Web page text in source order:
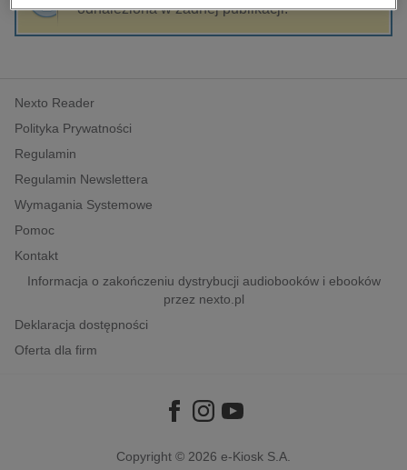
hobby, sport, rozrywka
komputery, internet, technologie, informatyka
polityka, społeczno-informacyjne
psychologiczne
inne
popularno-naukowe
historia
odnaleziona w żadnej publikacji.
Nexto Reader
Polityka Prywatności
Regulamin
Regulamin Newslettera
Wymagania Systemowe
Pomoc
Kontakt
Informacja o zakończeniu dystrybucji audiobooków i ebooków
przez nexto.pl
Deklaracja dostępności
Oferta dla firm
Copyright © 2026 e-Kiosk S.A.